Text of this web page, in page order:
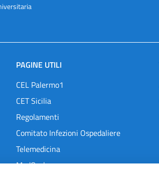
PAGINE UTILI
CEL Palermo1
CET Sicilia
Regolamenti
Comitato Infezioni Ospedaliere
Telemedicina
MedOral